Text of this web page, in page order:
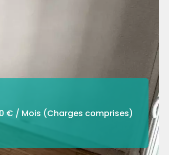
€ / Mois (Charges comprises)